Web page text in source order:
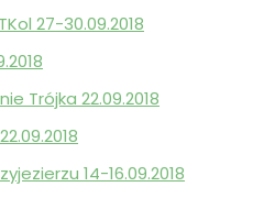
27-30.09.2018
Trójka 22.09.2018
14-16.09.2018